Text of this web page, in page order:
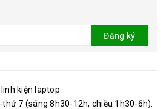
Đăng ký
kiện laptop
7 (sáng 8h30-12h, chiều 1h30-6h).